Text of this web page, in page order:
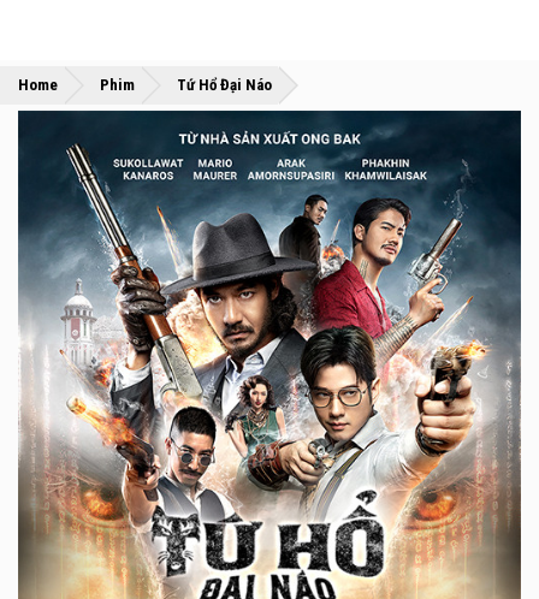
Home »
Phim »
Tứ Hổ Đại Náo